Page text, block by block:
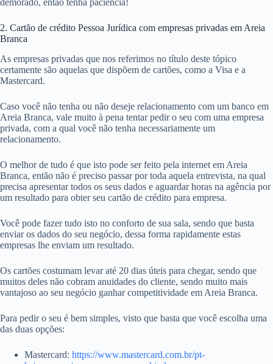
demorado, então tenha paciência!
2. Cartão de crédito Pessoa Jurídica com empresas privadas em Areia
Branca
As empresas privadas que nos referimos no título deste tópico
certamente são aquelas que dispõem de cartões, como a Visa e a
Mastercard.
Caso você não tenha ou não deseje relacionamento com um banco em
Areia Branca, vale muito à pena tentar pedir o seu com uma empresa
privada, com a qual você não tenha necessariamente um
relacionamento.
O melhor de tudo é que isto pode ser feito pela internet em Areia
Branca, então não é preciso passar por toda aquela entrevista, na qual
precisa apresentar todos os seus dados e aguardar horas na agência por
um resultado para obter seu cartão de crédito para empresa.
Você pode fazer tudo isto no conforto de sua sala, sendo que basta
enviar os dados do seu negócio, dessa forma rapidamente estas
empresas lhe enviam um resultado.
Os cartões costumam levar até 20 dias úteis para chegar, sendo que
muitos deles não cobram anuidades do cliente, sendo muito mais
vantajoso ao seu negócio ganhar competitividade em Areia Branca.
Para pedir o seu é bem simples, visto que basta que você escolha uma
das duas opções:
Mastercard: https://www.mastercard.com.br/pt-